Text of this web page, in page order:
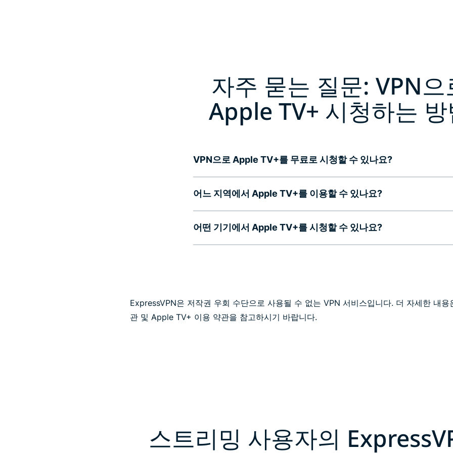
자주 묻는 질문: VPN으
Apple TV+ 시청하는
VPN으로 Apple TV+를 무료로 시청할 수 있나요?
어느 지역에서 Apple TV+를 이용할 수 있나요?
어떤 기기에서 Apple TV+를 시청할 수 있나요?
ExpressVPN은 저작권 우회 수단으로 사용될 수 없는 VPN 서비스입니다. 더 자세한 내
관 및 Apple TV+ 이용 약관을 참고하시기 바랍니다.
스트리밍 사용자의